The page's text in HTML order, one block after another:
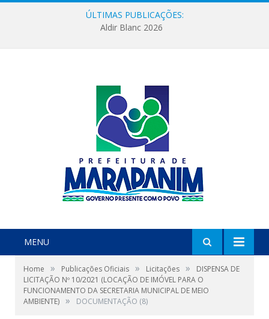
ÚLTIMAS PUBLICAÇÕES:
Aldir Blanc 2026
MENU
Home » Publicações Oficiais » Licitações »
DISPENSA DE
LICITAÇÃO Nº 10/2021 (LOCAÇÃO DE IMÓVEL PARA O
FUNCIONAMENTO DA SECRETARIA MUNICIPAL DE MEIO
AMBIENTE) » DOCUMENTAÇÃO (8)